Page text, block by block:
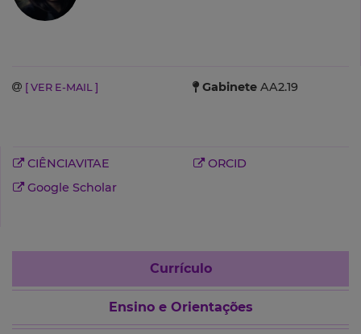
[ VER E-MAIL ] Gabinete AA2.19
CIÊNCIAVITAE
ORCID
Google Scholar
Currículo
Ensino e Orientações